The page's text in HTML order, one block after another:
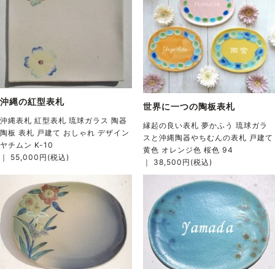
沖縄の紅型表札
沖縄表札 紅型表札 琉球ガラス 陶器
陶板 表札 戸建て おしゃれ デザイン
ヤチムン K-10
｜ 55,000円(税込)
世界に一つの陶板表札
縁起の良い表札 夢かふう 琉球ガラ
スと沖縄陶器やちむんの表札 戸建て
黄色 オレンジ色 桜色 94
｜ 38,500円(税込)